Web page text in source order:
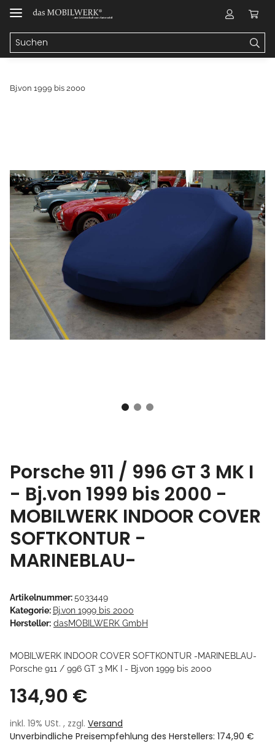
Bj.von 1999 bis 2000
Porsche 911 / 996 GT 3 MK I
- Bj.von 1999 bis 2000 -
MOBILWERK INDOOR COVER
SOFTKONTUR -
MARINEBLAU-
Artikelnummer:5033449
Kategorie: Bj.von 1999 bis 2000
Hersteller: dasMOBILWERK GmbH
MOBILWERK INDOOR COVER SOFTKONTUR -MARINEBLAU-
Porsche 911 / 996 GT 3 MK I - Bj.von 1999 bis 2000
134,90 €
inkl. 19% USt. , zzgl. Versand
Unverbindliche Preisempfehlung des Herstellers: 174,90 €